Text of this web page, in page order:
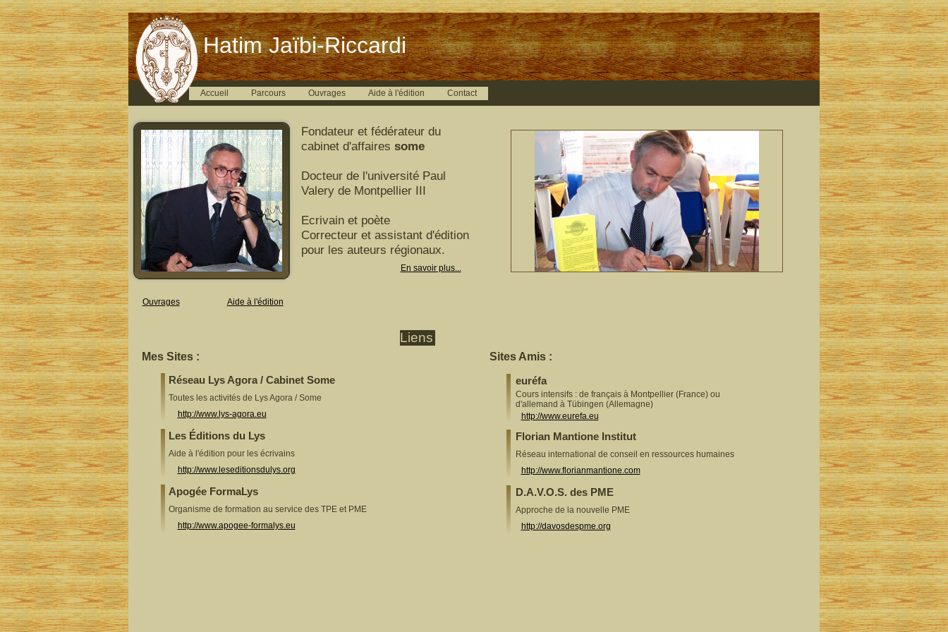
Hatim Jaïbi-Riccardi
Accueil Parcours Ouvrages Aide à l'édition Contact
Fondateur et fédérateur du
cabinet d'affaires some
Docteur de l'université Paul
Valery de Montpellier III
Ecrivain et poète
Correcteur et assistant d'édition
pour les auteurs régionaux.
En savoir plus...
Ouvrages Aide à l'édition
Liens
Mes Sites : Sites Amis :
Réseau Lys Agora / Cabinet Some
Toutes les activités de Lys Agora / Some
http://www.lys-agora.eu
Les Éditions du Lys
Aide à l'édition pour les écrivains
http://www.leseditionsdulys.org
Apogée FormaLys
Organisme de formation au service des TPE et PME
http://www.apogee-formalys.eu
euréfa
Cours intensifs : de français à Montpellier (France) ou
d'allemand à Tübingen (Allemagne)
http://www.eurefa.eu
Florian Mantione Institut
Réseau international de conseil en ressources humaines
http://www.florianmantione.com
D.A.V.O.S. des PME
Approche de la nouvelle PME
http://davosdespme.org